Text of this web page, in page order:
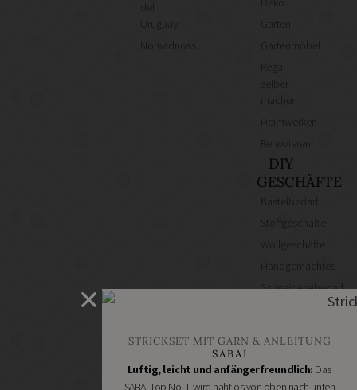
Uruguay
Nomadnoss
Garten
Gartenmöbel
Regal
Heimwerken
DIY
GESCHÄFTE
Bastelbedarf
Stoffgeschäfte
Wollgeschäfte
Handgemachtes
Schneidereibedarf
Handarbeitszubehör
Online
Shops
Schmuckzubehör
STRICKSET MIT GARN & ANLEITUNG
SABAI
Luftig, leicht und anfängerfreundlich: Das
SABAI Top No. 1 wird nahtlos von oben nach unten